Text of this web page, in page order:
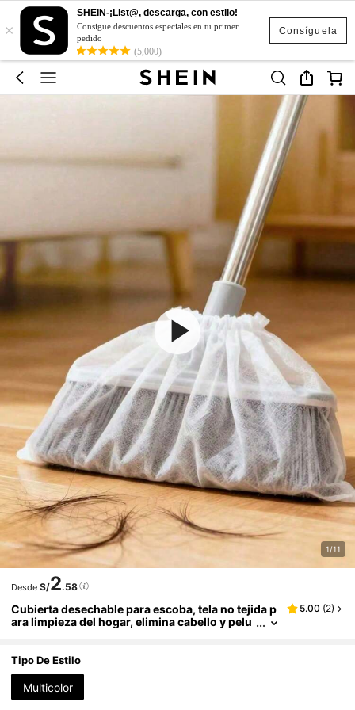
Consíguela
×
SHEIN-¡List@, descarga, con estilo!
Consigue descuentos especiales en tu primer
pedido
(5,000)
1/11
Desde S/2.58
Cubierta desechable para escoba, tela no tejida p
ara limpieza del hogar, elimina cabello y pelu
va desechable con efecto electrostático
5.00 (2)
Tipo De Estilo
Multicolor